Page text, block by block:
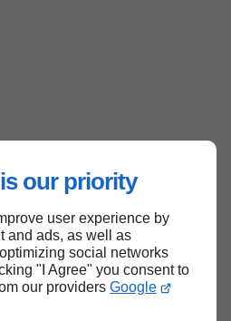
our priority
user experience by
and ads, as well as
social networks
"I Agree" you consent to
our providers Google
de page